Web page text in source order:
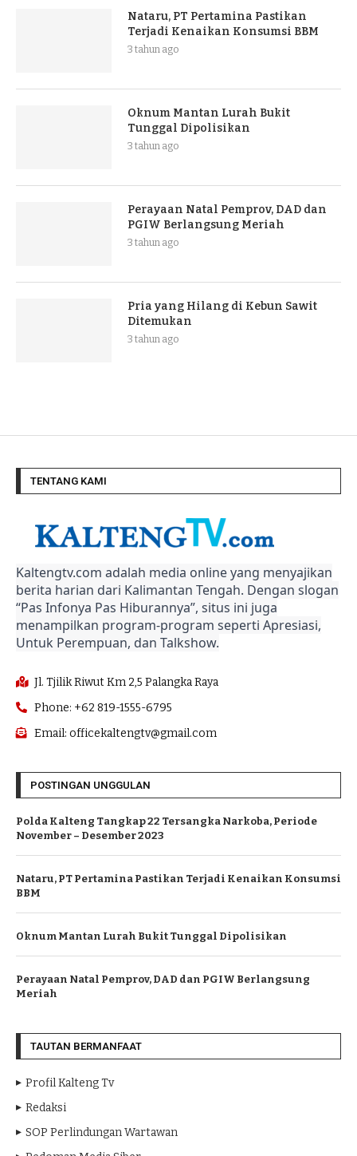
Nataru, PT Pertamina Pastikan
Terjadi Kenaikan Konsumsi BBM
3 tahun ago
Oknum Mantan Lurah Bukit
Tunggal Dipolisikan
3 tahun ago
Perayaan Natal Pemprov, DAD dan
PGIW Berlangsung Meriah
3 tahun ago
Pria yang Hilang di Kebun Sawit
Ditemukan
3 tahun ago
TENTANG KAMI
Kaltengtv.com adalah media online yang menyajikan
berita harian dari Kalimantan Tengah. Dengan slogan
“Pas Infonya Pas Hiburannya”, situs ini juga
menampilkan program-program seperti Apresiasi,
Untuk Perempuan, dan Talkshow.
Jl. Tjilik Riwut Km 2,5 Palangka Raya
Phone: +62 819-1555-6795
Email: officekaltengtv@gmail.com
POSTINGAN UNGGULAN
Polda Kalteng Tangkap 22 Tersangka Narkoba, Periode
November – Desember 2023
Nataru, PT Pertamina Pastikan Terjadi Kenaikan Konsumsi
BBM
Oknum Mantan Lurah Bukit Tunggal Dipolisikan
Perayaan Natal Pemprov, DAD dan PGIW Berlangsung
Meriah
TAUTAN BERMANFAAT
Profil Kalteng Tv
Redaksi
SOP Perlindungan Wartawan